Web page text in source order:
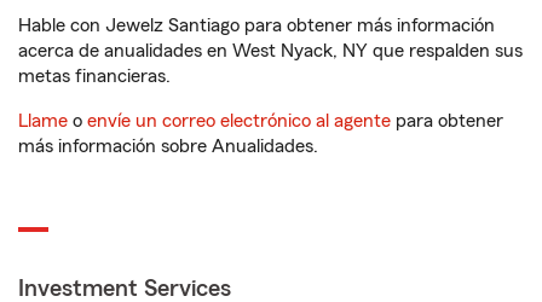
Hable con Jewelz Santiago para obtener más información
acerca de anualidades en West Nyack, NY que respalden sus
metas financieras.
Llame o envíe un correo electrónico al agente para obtener
más información sobre Anualidades.
Investment Services